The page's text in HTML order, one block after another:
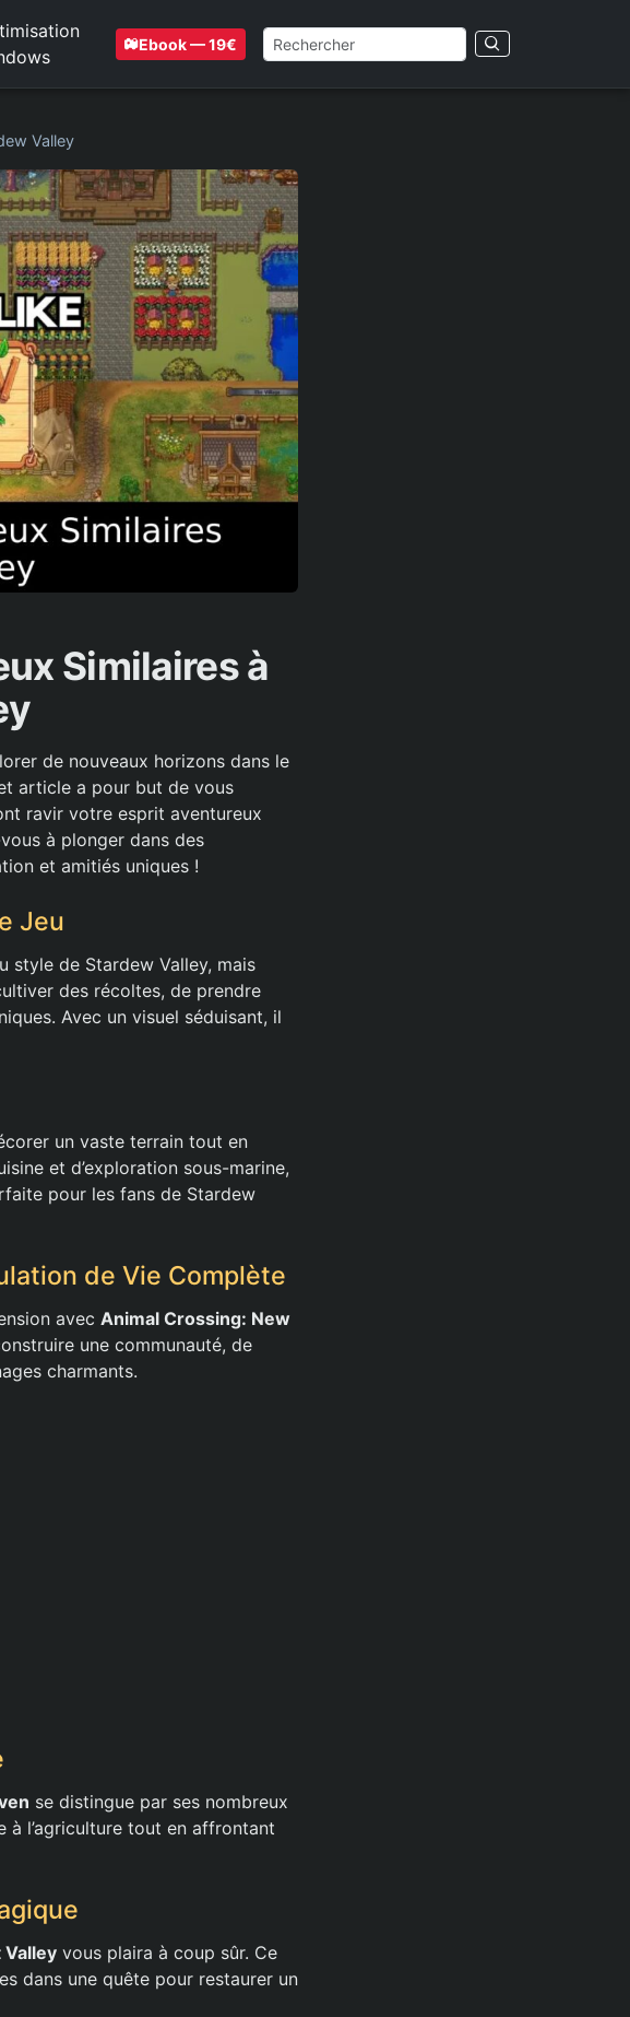
Ebook — 19€
Valley
Similaires à
de nouveaux horizons dans le
article a pour but de vous
ravir votre esprit aventureux
à plonger dans des
et amitiés uniques !
Jeu
style de Stardew Valley, mais
des récoltes, de prendre
Avec un visuel séduisant, il
un vaste terrain tout en
et d’exploration sous-marine,
pour les fans de Stardew
de Vie Complète
avec Animal Crossing: New
une communauté, de
charmants.
se distingue par ses nombreux
à l’agriculture tout en affrontant
Valley vous plaira à coup sûr. Ce
dans une quête pour restaurer un